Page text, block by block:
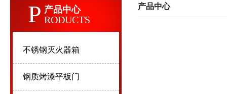
P 产品中心
RODUCTS
不锈钢灭火器箱
钢质烤漆平板门
产品中心